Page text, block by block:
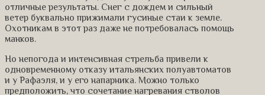
отличные результаты. Снег с дождем и сильный
ветер буквально прижимали гусиные стаи к земле.
Охотникам в этот раз даже не потребовалась помощь
манков.
Но непогода и интенсивная стрельба привели к
одновременному отказу итальянских полуавтоматов
и у Рафаэля, и у его напарника. Можно только
предположить, что сочетание нагревания стволов